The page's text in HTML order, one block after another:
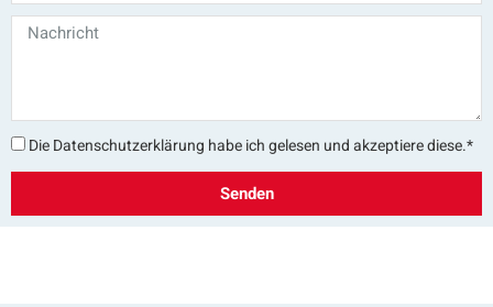
Die Datenschutzerklärung habe ich gelesen und akzeptiere diese.*
Senden